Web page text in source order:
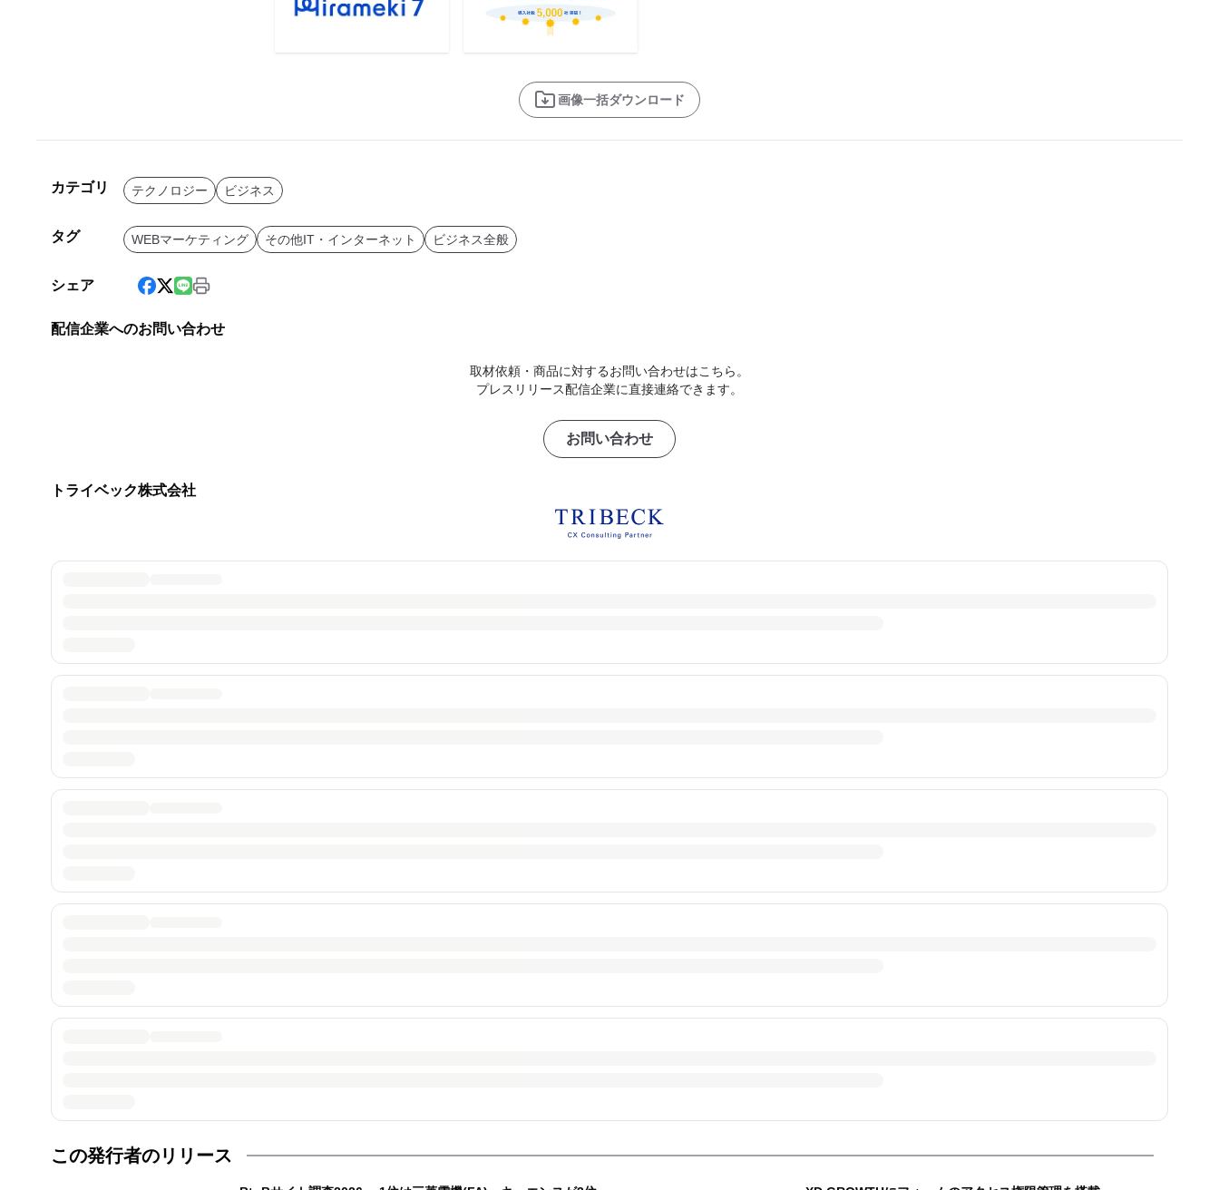
画像一括ダウンロード
カテゴリ テクノロジー ビジネス
タグ WEBマーケティング その他IT・インターネット ビジネス全般
シェア
配信企業へのお問い合わせ
取材依頼・商品に対するお問い合わせはこちら。
プレスリリース配信企業に直接連絡できます。
お問い合わせ
トライベック株式会社
この発行者のリリース